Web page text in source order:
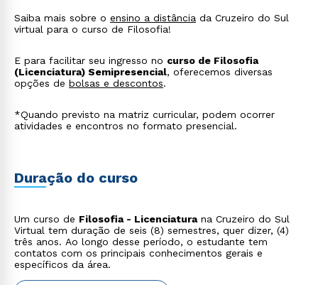
Saiba mais sobre o ensino a distância da Cruzeiro do Sul
virtual para o curso de Filosofia!
E para facilitar seu ingresso no curso de Filosofia
(Licenciatura) Semipresencial, oferecemos diversas
opções de bolsas e descontos.
*Quando previsto na matriz curricular, podem ocorrer
atividades e encontros no formato presencial.
Duração do curso
Um curso de Filosofia - Licenciaturana Cruzeiro do Sul
Virtual tem duração de seis (8) semestres, quer dizer, (4)
três anos. Ao longo desse período, o estudante tem
contatos com os principais conhecimentos gerais e
específicos da área.